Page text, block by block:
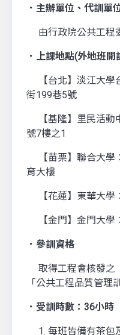
．主辦單位、代訓單
由行政院公共工程
．上課地點(外地班
【台北】淡江大學
街199巷5號
【基隆】里民活動
號7樓之1
【苗栗】聯合大學
育大樓
【花蓮】東華大學
【金門】金門大學
．參訓資格
取得工程會核發之
「公共工程品質管理
．受訓時數：36小時
1. 每班皆備有茶包